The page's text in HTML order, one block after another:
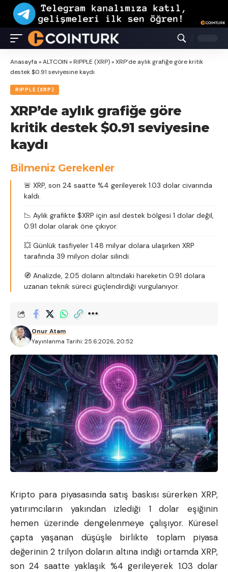
Anasayfa »ALTCOIN »RIPPLE (XRP)»XRP’de aylık grafiğe göre kritik
destek $0.91 seviyesine kaydı
RIPPLE (XRP)
XRP’de aylık grafiğe göre
kritik destek $0.91 seviyesine
kaydı
Bilmeniz Gerekenler
🚨 XRP, son 24 saatte %4 gerileyerek 1.03 dolar civarında
kaldı.
📉 Aylık grafikte $XRP için asıl destek bölgesi 1 dolar değil,
0.91 dolar olarak öne çıkıyor.
💥 Günlük tasfiyeler 1.48 milyar dolara ulaşırken XRP
tarafında 39 milyon dolar silindi.
🧭 Analizde, 2.05 doların altındaki hareketin 0.91 dolara
uzanan teknik süreci güçlendirdiği vurgulanıyor.
Yayınlanma Tarihi: 25.6.2026, 20:52
Onur Atam
Kripto para piyasasında satış baskısı sürerken XRP,
yatırımcıların yakından izlediği 1 dolar eşiğinin
hemen üzerinde dengelenmeye çalışıyor. Küresel
çapta yaşanan düşüşle birlikte toplam piyasa
değerinin 2 trilyon doların altına indiği ortamda XRP,
son 24 saatte yaklaşık %4 gerileyerek 1.03 dolar